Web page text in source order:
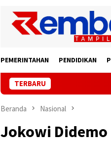
PEMERINTAHAN PENDIDIKAN
TERBARU Korban
Beranda Nasional
Jokowi Didemo